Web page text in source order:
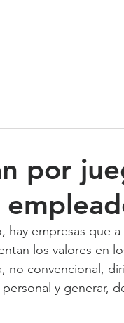
por
empresas que
los valores en
no convencional,
y generar,